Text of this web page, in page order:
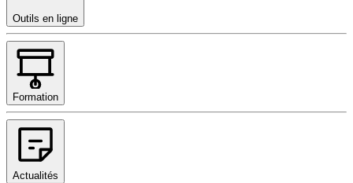
Outils en ligne
Formation
Actualités